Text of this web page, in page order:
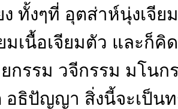
ง ทั้งๆที่ อุตส่าห์นุ่งเจี
มเนื้อเจียมตัว และก็คิ
กรรม วจีกรรม มโนก
อธิปัญญา สิ่งนี้จะเป็น